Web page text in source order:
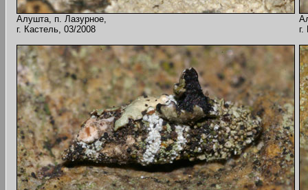
Алушта, п. Лазурное,
г. Кастель, 03/2008